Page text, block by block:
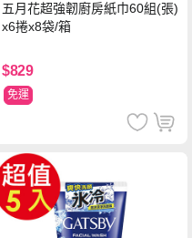
五月花超強韌廚房紙巾60組(張)
x6捲x8袋/箱
$829
免運